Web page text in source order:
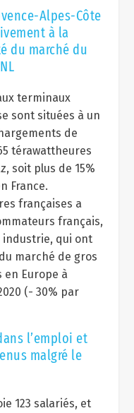
Alpes-Côte
à la
du marché du
terminaux
sont situées à un
de
térawattheures
soit plus de 15%
France.
françaises a
français,
qui ont
marché de gros
Europe à
(- 30% par
l’emploi et
malgré le
123 salariés, et